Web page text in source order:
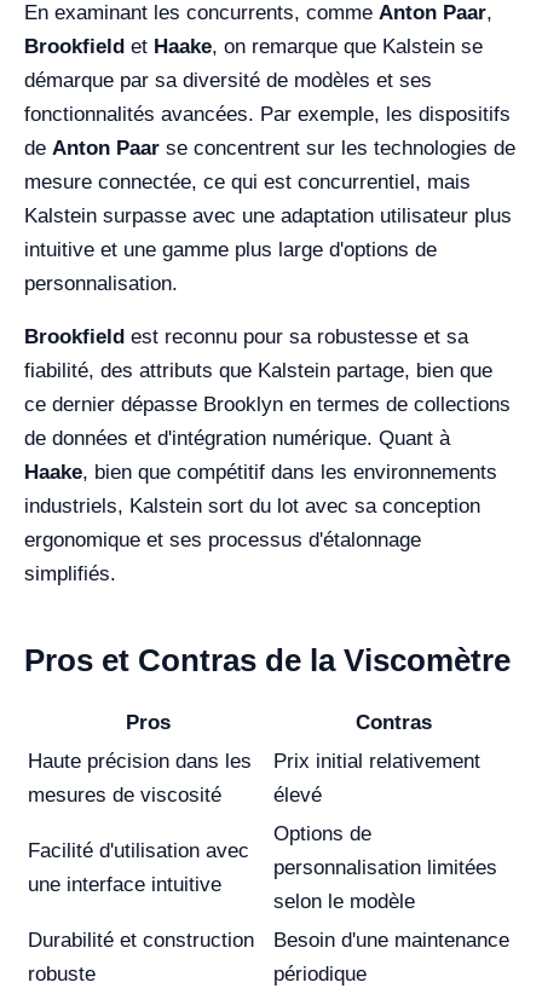
En examinant les concurrents, comme Anton Paar,
Brookfield et Haake, on remarque que Kalstein se
démarque par sa diversité de modèles et ses
fonctionnalités avancées. Par exemple, les dispositifs
de Anton Paar se concentrent sur les technologies de
mesure connectée, ce qui est concurrentiel, mais
Kalstein surpasse avec une adaptation utilisateur plus
intuitive et une gamme plus large d'options de
personnalisation.
Brookfield est reconnu pour sa robustesse et sa
fiabilité, des attributs que Kalstein partage, bien que
ce dernier dépasse Brooklyn en termes de collections
de données et d'intégration numérique. Quant à
Haake, bien que compétitif dans les environnements
industriels, Kalstein sort du lot avec sa conception
ergonomique et ses processus d'étalonnage
simplifiés.
Pros et Contras de la Viscomètre
Pros
Contras
Haute précision dans les
mesures de viscosité
Prix initial relativement
élevé
Facilité d'utilisation avec
une interface intuitive
Options de
personnalisation limitées
selon le modèle
Durabilité et construction
robuste
Besoin d'une maintenance
périodique